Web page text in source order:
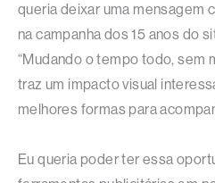
queria deixar uma mensagem
na campanha dos 15 anos do
“Mudando o tempo todo, sem
traz um impacto visual
melhores formas para
Eu queria poder ter essa